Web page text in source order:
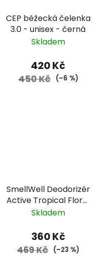
CEP běžecká čelenka
3.0 - unisex - černá
Skladem
420 Kč
450 Kč (–6 %)
SmellWell Deodorizér
Active Tropical Floral
XL
Skladem
360 Kč
469 Kč (–23 %)